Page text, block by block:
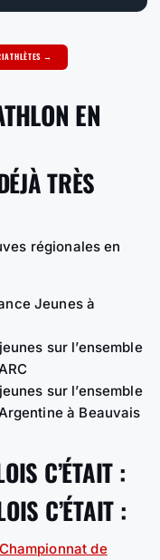
→
EN
TRÈS
régionales en
Jeunes à
sur l’ensemble
sur l’ensemble
à Beauvais
C’ÉTAIT :
C’ÉTAIT :
Championnat de